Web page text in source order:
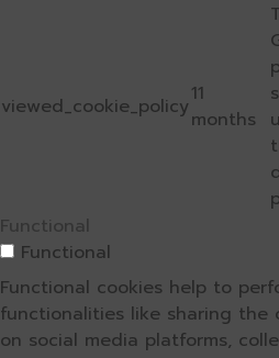
viewed_cookie_policy11
months
Functional
Functional
Functional cookies help to
functionalities like sharing
on social media platforms,